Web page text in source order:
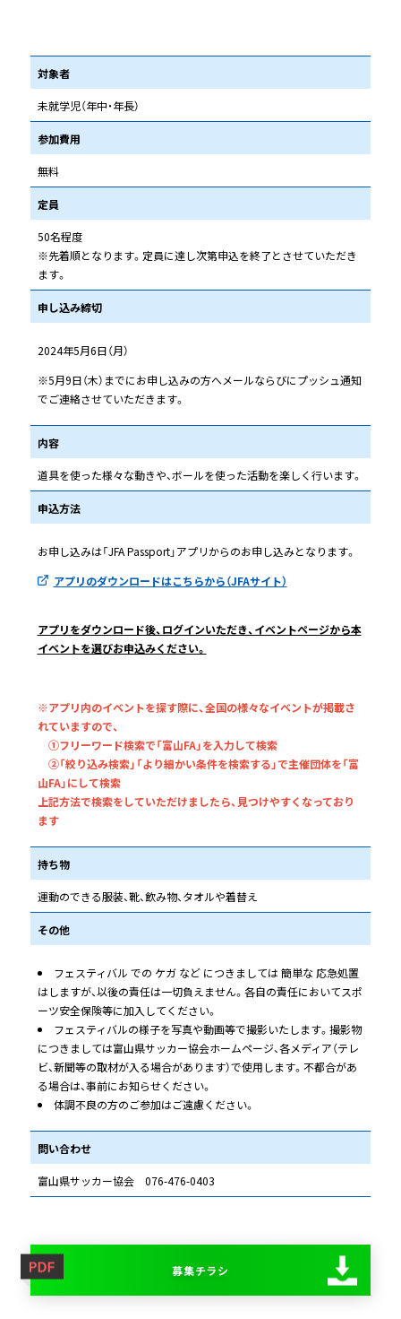
対象者
未就学児（年中・年長）
参加費用
無料
定員
50名程度
※先着順となります。定員に達し次第申込を終了とさせていただき
ます。
申し込み締切
2024年5月6日（月）
※5月9日（木）までにお申し込みの方へメールならびにプッシュ通知
でご連絡させていただきます。
内容
道具を使った様々な動きや、ボールを使った活動を楽しく行います。
申込方法
お申し込みは「JFA Passport」アプリからのお申し込みとなります。
アプリのダウンロードはこちらから（JFAサイト）
アプリをダウンロード後、ログインいただき、イベントページから本
イベントを選びお申込みください。
※アプリ内のイベントを探す際に、全国の様々なイベントが掲載さ
れていますので、
①フリーワード検索で「富山FA」を入力して検索
②「絞り込み検索」「より細かい条件を検索する」で主催団体を「富
山FA」にして検索
上記方法で検索をしていただけましたら、見つけやすくなっており
ます
持ち物
運動のできる服装、靴、飲み物、タオルや着替え
その他
フェスティバル での ケガ など につきましては 簡単な 応急処置
はしますが、以後の責任は一切負えません。各自の責任においてスポ
ーツ安全保険等に加入してください。
フェスティバルの様子を写真や動画等で撮影いたします。撮影物
につきましては富山県サッカー協会ホームページ、各メディア（テレ
ビ、新聞等の取材が入る場合があります）で使用します。不都合があ
る場合は、事前にお知らせください。
体調不良の方のご参加はご遠慮ください。
問い合わせ
富山県サッカー協会 076-476-0403
募集チラシ